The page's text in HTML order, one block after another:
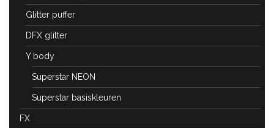
Glitter puffer
DFX glitter
Y body
Superstar NEON
Superstar basiskleuren
FX